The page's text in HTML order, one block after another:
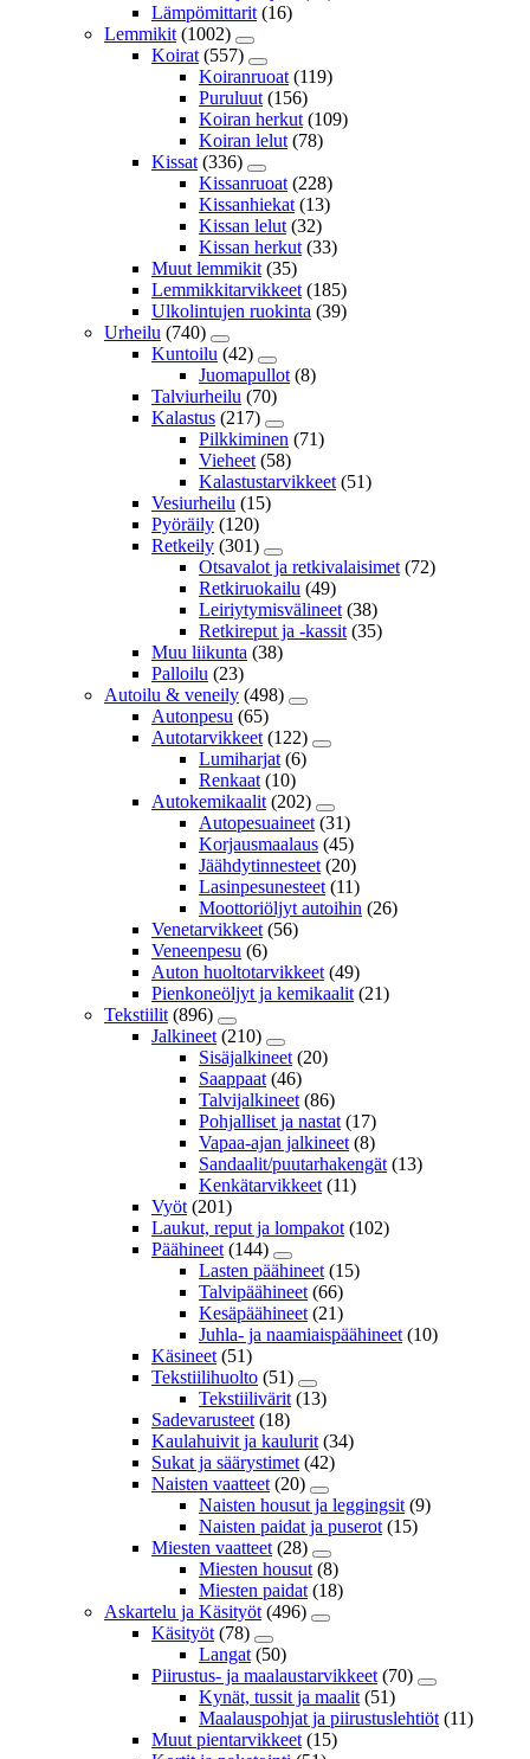
Lämpömittarit (16)
Lemmikit (1002)
Koirat (557)
Koiranruoat (119)
Puruluut (156)
Koiran herkut (109)
Koiran lelut (78)
Kissat (336)
Kissanruoat (228)
Kissanhiekat (13)
Kissan lelut (32)
Kissan herkut (33)
Muut lemmikit (35)
Lemmikkitarvikkeet (185)
Ulkolintujen ruokinta (39)
Urheilu (740)
Kuntoilu (42)
Juomapullot (8)
Talviurheilu (70)
Kalastus (217)
Pilkkiminen (71)
Vieheet (58)
Kalastustarvikkeet (51)
Vesiurheilu (15)
Pyöräily (120)
Retkeily (301)
Otsavalot ja retkivalaisimet (72)
Retkiruokailu (49)
Leiriytymisvälineet (38)
Retkireput ja -kassit (35)
Muu liikunta (38)
Palloilu (23)
Autoilu & veneily (498)
Autonpesu (65)
Autotarvikkeet (122)
Lumiharjat (6)
Renkaat (10)
Autokemikaalit (202)
Autopesuaineet (31)
Korjausmaalaus (45)
Jäähdytinnesteet (20)
Lasinpesunesteet (11)
Moottoriöljyt autoihin (26)
Venetarvikkeet (56)
Veneenpesu (6)
Auton huoltotarvikkeet (49)
Pienkoneöljyt ja kemikaalit (21)
Tekstiilit (896)
Jalkineet (210)
Sisäjalkineet (20)
Saappaat (46)
Talvijalkineet (86)
Pohjalliset ja nastat (17)
Vapaa-ajan jalkineet (8)
Sandaalit/puutarhakengät (13)
Kenkätarvikkeet (11)
Vyöt (201)
Laukut, reput ja lompakot (102)
Päähineet (144)
Lasten päähineet (15)
Talvipäähineet (66)
Kesäpäähineet (21)
Juhla- ja naamiaispäähineet (10)
Käsineet (51)
Tekstiilihuolto (51)
Tekstiilivärit (13)
Sadevarusteet (18)
Kaulahuivit ja kaulurit (34)
Sukat ja säärystimet (42)
Naisten vaatteet (20)
Naisten housut ja leggingsit (9)
Naisten paidat ja puserot (15)
Miesten vaatteet (28)
Miesten housut (8)
Miesten paidat (18)
Askartelu ja Käsityöt (496)
Käsityöt (78)
Langat (50)
Piirustus- ja maalaustarvikkeet (70)
Kynät, tussit ja maalit (51)
Maalauspohjat ja piirustuslehtiöt (11)
Muut pientarvikkeet (15)